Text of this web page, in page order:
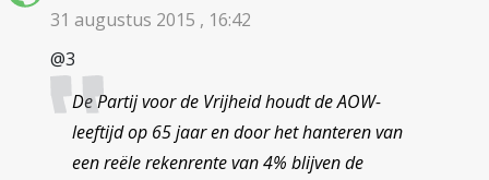
31 augustus 2015 , 16:42
@3
De Partij voor de Vrijheid houdt de AOW-
leeftijd op 65 jaar en door het hanteren van
een reële rekenrente van 4% blijven de